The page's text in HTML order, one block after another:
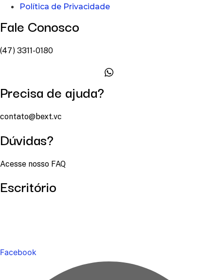
Política de Privacidade
Fale Conosco
(47) 3311-0180
Precisa de ajuda?
contato@bext.vc
Dúvidas?
Acesse nosso FAQ
Escritório
Facebook